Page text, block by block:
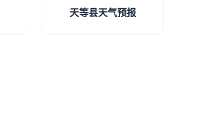
天等县天气预报